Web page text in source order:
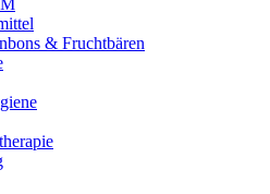
& Fruchtbären